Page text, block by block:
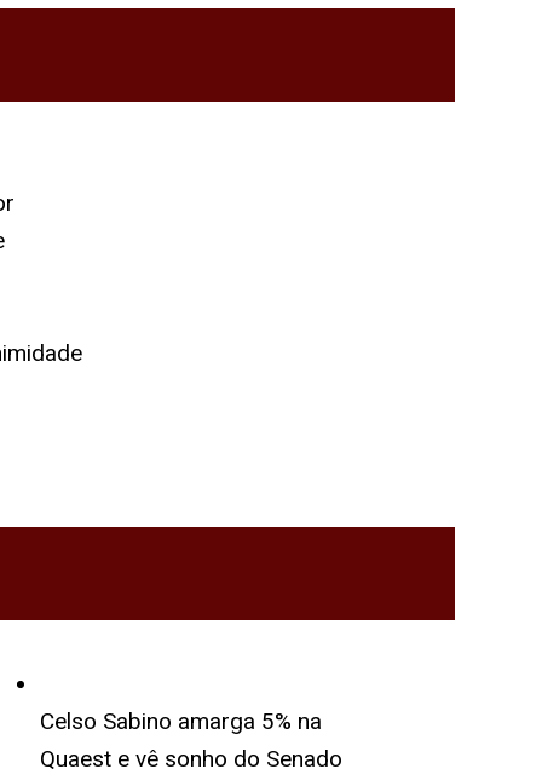
Celso Sabino amarga 5% na
Quaest e vê sonho do Senado